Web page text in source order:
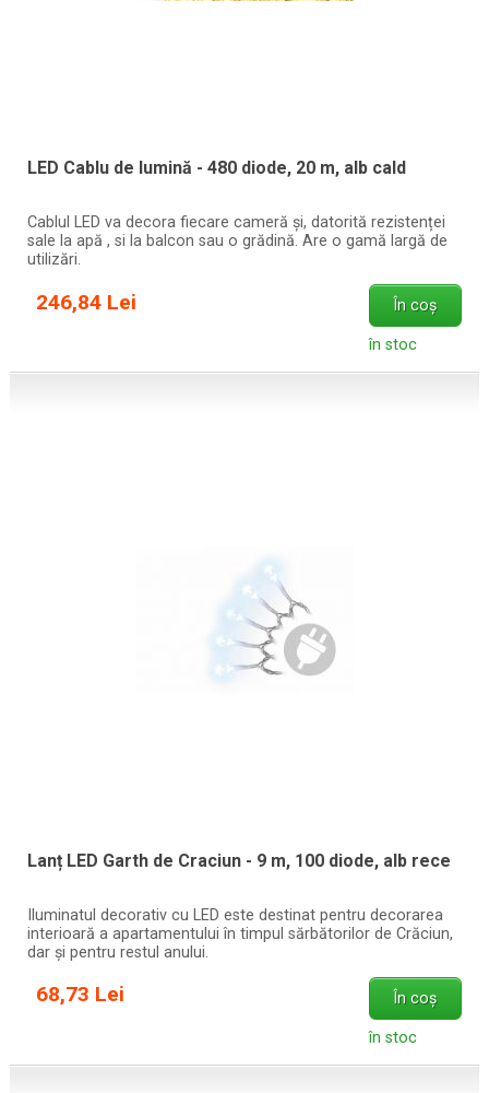
LED Cablu de lumină - 480 diode, 20 m, alb cald
Cablul LED va decora fiecare cameră și, datorită rezistenței
sale la apă , si la balcon sau o grădină. Are o gamă largă de
utilizări.
246,84 Lei În coș
în stoc
Lanț LED Garth de Craciun - 9 m, 100 diode, alb rece
Iluminatul decorativ cu LED este destinat pentru decorarea
interioară a apartamentului în timpul sărbătorilor de Crăciun,
dar și pentru restul anului.
68,73 Lei În coș
în stoc